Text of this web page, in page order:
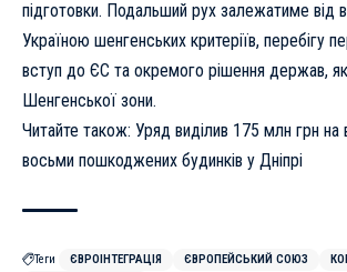
підготовки. Подальший рух залежатиме від
Україною шенгенських критеріїв, перебігу
вступ до ЄС та окремого рішення держав,
Шенгенської зони.
Читайте також: Уряд виділив 175 млн грн на
восьми пошкоджених будинків у Дніпрі
Теги ЄВРОІНТЕГРАЦІЯ ЄВРОПЕЙСЬКИЙ СОЮЗ